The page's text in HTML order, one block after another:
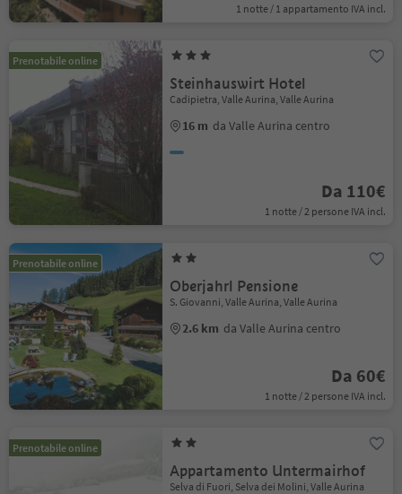
1 notte / 1 appartamento IVA incl.
Prenotabile online
Steinhauswirt Hotel
Cadipietra, Valle Aurina, Valle Aurina
16 m da Valle Aurina centro
Da 110€
1 notte / 2 persone IVA incl.
Prenotabile online
Oberjahrl Pensione
S. Giovanni, Valle Aurina, Valle Aurina
2.6 km da Valle Aurina centro
Da 60€
1 notte / 2 persone IVA incl.
Prenotabile online
Appartamento Untermairhof
Selva di Fuori, Selva dei Molini, Valle Aurina